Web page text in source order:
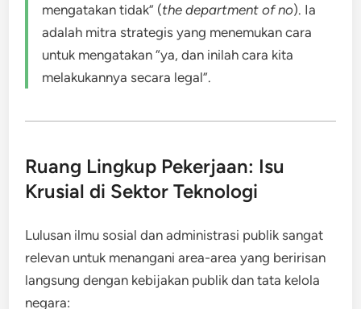
mengatakan tidak” (the department of no). Ia
adalah mitra strategis yang menemukan cara
untuk mengatakan “ya, dan inilah cara kita
melakukannya secara legal”.
Ruang Lingkup Pekerjaan: Isu
Krusial di Sektor Teknologi
Lulusan ilmu sosial dan administrasi publik sangat
relevan untuk menangani area-area yang beririsan
langsung dengan kebijakan publik dan tata kelola
negara: